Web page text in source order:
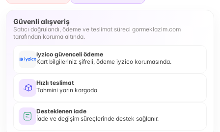
Güvenli alışveriş
Satıcı doğrulandı, ödeme ve teslimat süreci gormeklazim.com
tarafından koruma altında.
iyzico güvenceli ödeme
Kart bilgileriniz şifreli, ödeme iyzico korumasında.
Hızlı teslimat
Tahmini yarın kargoda
Desteklenen iade
İade ve değişim süreçlerinde destek sağlanır.